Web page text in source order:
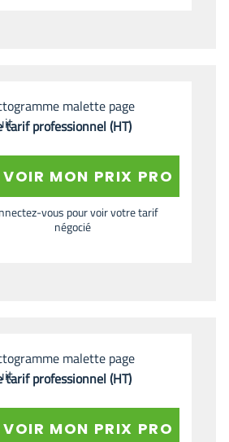
tarif professionnel (HT)
VOIR MON PRIX PRO
vous pour voir votre tarif
négocié
tarif professionnel (HT)
VOIR MON PRIX PRO